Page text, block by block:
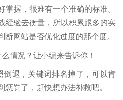
掌握，很难有一个准确的标准。
经验去衡量，所以积累跟多的实
网站是否优化过度的那个度。
退，关键词排名掉了，可以肯
惩罚了，赶快想办法补救吧。